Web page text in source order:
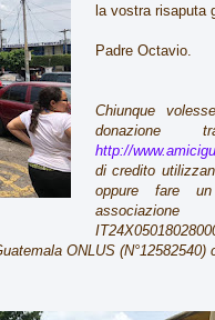
la vostra risaputa
Padre Octavio.
Chiunque
http://
di credito
oppure fare
ONLUS (N°12582540)